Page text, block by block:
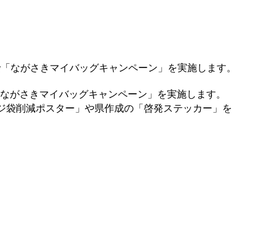
がさきマイバッグキャンペーン」を実施します。
さきマイバッグキャンペーン」を実施します。
削減ポスター」や県作成の「啓発ステッカー」を